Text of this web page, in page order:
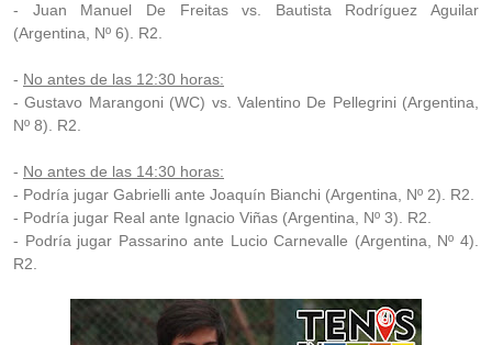
- Juan Manuel De Freitas vs. Bautista Rodríguez Aguilar
(Argentina, Nº 6). R2.
- No antes de las 12:30 horas:
- Gustavo Marangoni (WC) vs. Valentino De Pellegrini (Argentina,
Nº 8). R2.
- No antes de las 14:30 horas:
- Podría jugar Gabrielli ante Joaquín Bianchi (Argentina, Nº 2). R2.
- Podría jugar Real ante Ignacio Viñas (Argentina, Nº 3). R2.
- Podría jugar Passarino ante Lucio Carnevalle (Argentina, Nº 4).
R2.